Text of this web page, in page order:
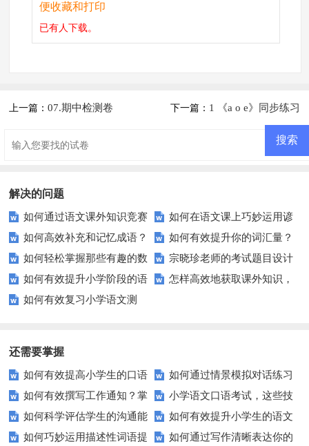
便收藏和打印
已有人下载。
上一篇：07.期中检测卷 下一篇： 1 《a o e》同步练习
解决的问题
如何通过语文课外知识竞赛
提升一年级孩子的学习兴趣？
如何在语文课上巧妙运用谚
语诗句？
如何高效补充和记忆成语？
这些技巧助你一臂之力
如何有效提升你的词汇量？
这些技巧让你事半功倍！
如何轻松掌握那些有趣的数
字成语？
宗晓珍老师的考试题目设计
秘诀：让学习更有趣！
如何有效提升小学阶段的语
文基础能力？
怎样高效地获取课外知识，
如何有效复习小学语文测
还需要掌握
如何有效提高小学生的口语
交际测试成绩？
如何通过情景模拟对话练习
提高你的沟通能力？
如何有效撰写工作通知？掌
握这些技巧让你的通知更专业！
小学语文口语考试，这些技
巧让孩子自信应考？
如何科学评估学生的沟通能
力？
如何有效提升小学生的语文
拼写能力？
如何巧妙运用描述性词语提
如何通过写作清晰表达你的